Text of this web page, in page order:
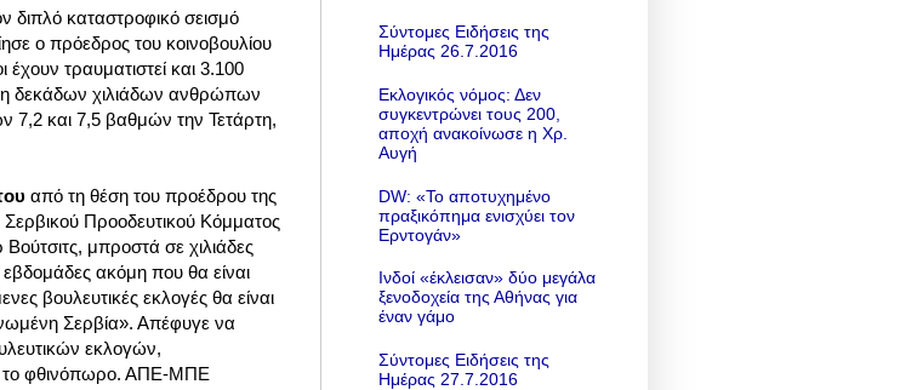
διπλό καταστροφικό σεισμό
ο πρόεδρος του κοινοβουλίου
τραυματιστεί και 3.100
δεκάδων χιλιάδων ανθρώπων
7,2 και 7,5 βαθμών την Τετάρτη,
από τη θέση του προέδρου της
Προοδευτικού Κόμματος
μπροστά σε χιλιάδες
εβδομάδες ακόμη που θα είναι
βουλευτικές εκλογές θα είναι
Σερβία». Απέφυγε να
εκλογών,
το φθινόπωρο. ΑΠΕ-ΜΠΕ
Σύντομες Ειδήσεις της
Ημέρας 26.7.2016
Εκλογικός νόμος: Δεν
συγκεντρώνει τους 200,
αποχή ανακοίνωσε η Χρ.
Αυγή
DW: «To αποτυχημένο
πραξικόπημα ενισχύει τον
Ερντογάν»
Ινδοί «έκλεισαν» δύο μεγάλα
ξενοδοχεία της Αθήνας για
έναν γάμο
Σύντομες Ειδήσεις της
Ημέρας 27.7.2016